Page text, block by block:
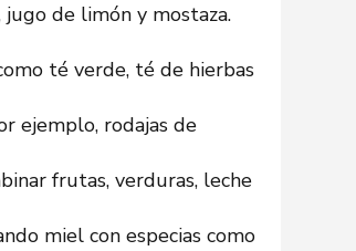
de limón y mostaza.
té verde, té de hierbas
ejemplo, rodajas de
frutas, verduras, leche
miel con especias como